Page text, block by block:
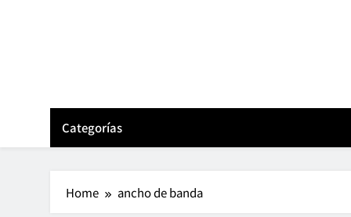
Categorías
Home ancho de banda